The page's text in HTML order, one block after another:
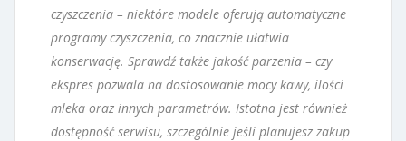
czyszczenia – niektóre modele oferują automatyczne
programy czyszczenia, co znacznie ułatwia
konserwację. Sprawdź także jakość parzenia – czy
ekspres pozwala na dostosowanie mocy kawy, ilości
mleka oraz innych parametrów. Istotna jest również
dostępność serwisu, szczególnie jeśli planujesz zakup